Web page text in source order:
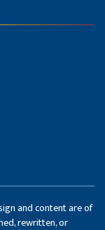
and content are of
rewritten, or